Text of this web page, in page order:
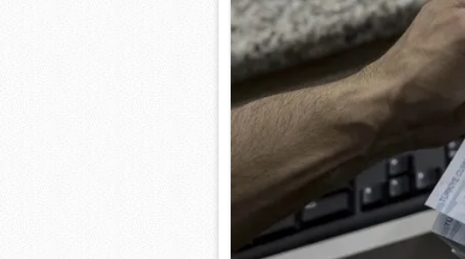
mevzuata uygun